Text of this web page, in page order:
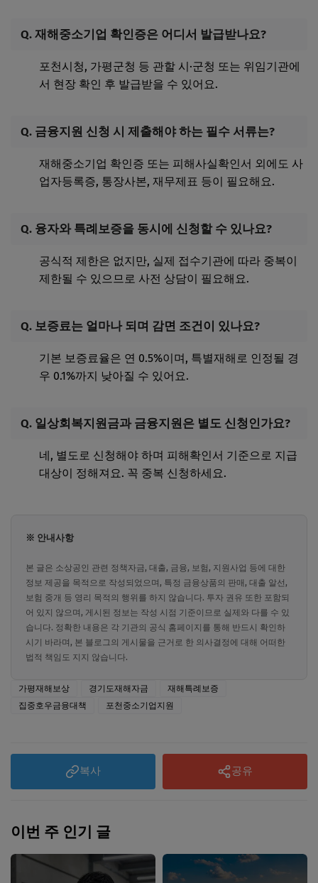
Q. 재해중소기업 확인증은 어디서 발급받나요?
포천시청, 가평군청 등 관할 시·군청 또는 위임기관에
서 현장 확인 후 발급받을 수 있어요.
Q. 금융지원 신청 시 제출해야 하는 필수 서류는?
재해중소기업 확인증 또는 피해사실확인서 외에도 사
업자등록증, 통장사본, 재무제표 등이 필요해요.
Q. 융자와 특례보증을 동시에 신청할 수 있나요?
공식적 제한은 없지만, 실제 접수기관에 따라 중복이
제한될 수 있으므로 사전 상담이 필요해요.
Q. 보증료는 얼마나 되며 감면 조건이 있나요?
기본 보증료율은 연 0.5%이며, 특별재해로 인정될 경
우 0.1%까지 낮아질 수 있어요.
Q. 일상회복지원금과 금융지원은 별도 신청인가요?
네, 별도로 신청해야 하며 피해확인서 기준으로 지급
대상이 정해져요. 꼭 중복 신청하세요.
※ 안내사항
본 글은 소상공인 관련 정책자금, 대출, 금융, 보험, 지원사업 등에 대한
정보 제공을 목적으로 작성되었으며, 특정 금융상품의 판매, 대출 알선,
보험 중개 등 영리 목적의 행위를 하지 않습니다. 투자 권유 또한 포함되
어 있지 않으며, 게시된 정보는 작성 시점 기준이므로 실제와 다를 수 있
습니다. 정확한 내용은 각 기관의 공식 홈페이지를 통해 반드시 확인하
시기 바라며, 본 블로그의 게시물을 근거로 한 의사결정에 대해 어떠한
법적 책임도 지지 않습니다.
가평재해보상 경기도재해자금
재해특례보증
집중호우금융대책
포천중소기업지원
복사 공유
이번 주 인기 글